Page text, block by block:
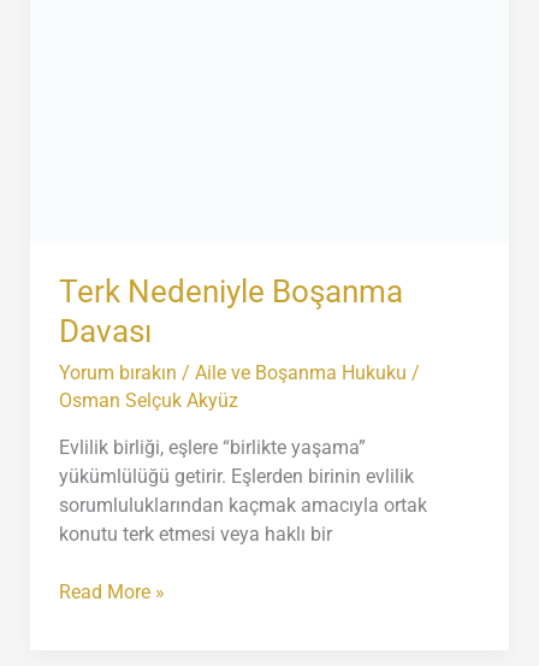
Terk Nedeniyle Boşanma
Davası
Yorum bırakın / Aile ve Boşanma Hukuku /
Osman Selçuk Akyüz
Evlilik birliği, eşlere “birlikte yaşama”
yükümlülüğü getirir. Eşlerden birinin evlilik
sorumluluklarından kaçmak amacıyla ortak
konutu terk etmesi veya haklı bir
Terk
Read More »